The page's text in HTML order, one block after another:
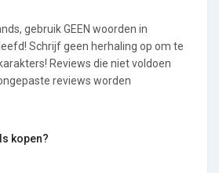
gebruik GEEN woorden in
Schrijf geen herhaling op om te
Reviews die niet voldoen
reviews worden
kopen?